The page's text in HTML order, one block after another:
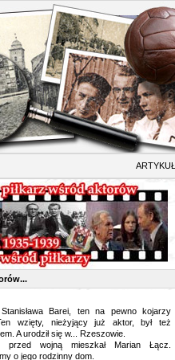
Barei, ten na pewno kojarzy
wzięty, nieżyjący już aktor, był też
A urodził się w... Rzeszowie.
wojną mieszkał Marian Łącz.
o jego rodzinny dom.